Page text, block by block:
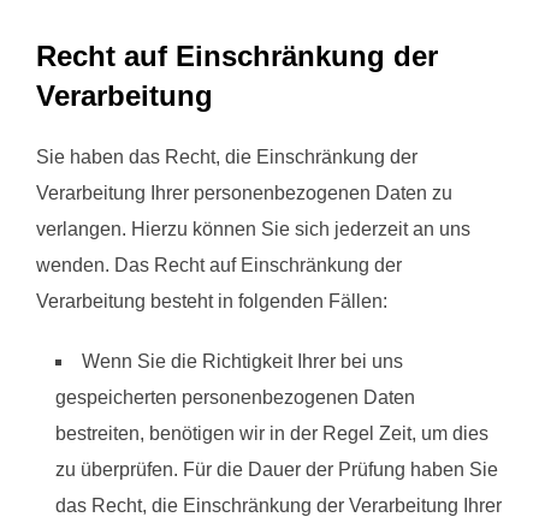
Recht auf Einschränkung der
Verarbeitung
Sie haben das Recht, die Einschränkung der
Verarbeitung Ihrer personenbezogenen Daten zu
verlangen. Hierzu können Sie sich jederzeit an uns
wenden. Das Recht auf Einschränkung der
Verarbeitung besteht in folgenden Fällen:
Wenn Sie die Richtigkeit Ihrer bei uns
gespeicherten personenbezogenen Daten
bestreiten, benötigen wir in der Regel Zeit, um dies
zu überprüfen. Für die Dauer der Prüfung haben Sie
das Recht, die Einschränkung der Verarbeitung Ihrer